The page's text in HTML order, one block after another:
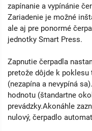
zapínanie a vypínánie
Zariadenie je možné
ale aj pre ponormé
jednotky Smart Press.
Zapnutie čerpadla
pretože dôjde k
(nezapína a nevypíná
hodnotu (štandartne
prevádzky.Akonáhle
nulový, čerpadlo